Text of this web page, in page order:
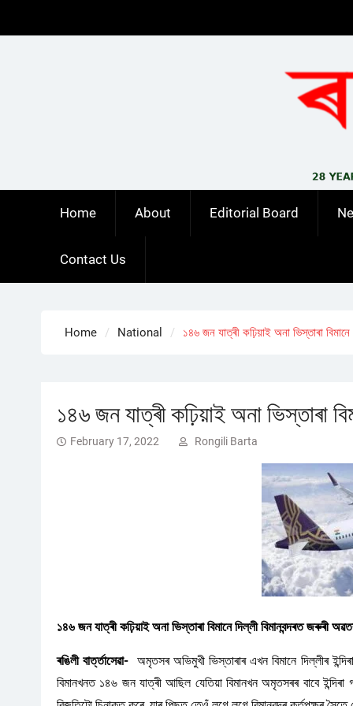
Home About Editorial Board
Contact Us
Home National ১৪৬ জন যাত্ৰী কঢ়িয়াই অনা ভিস্তাৰা
১৪৬ জন যাত্ৰী কঢ়িয়াই অনা ভিস্তাৰা
February 17, 2022 Rongili Barta
১৪৬ জন যাত্ৰী কঢ়িয়াই অনা ভিস্তাৰা বিমানে দিল্লী বিমানবন্দৰত জৰুৰী
ৰঙিলী বাৰ্ত্তাসেৱা- অমৃতসৰ অভিমুখী ভিস্তাৰাৰ এখন বিমানে দিল্লীৰ
বিমানখনত ১৪৬ জন যাত্ৰী আছিল যেতিয়া বিমানখন অমৃতসৰৰ বাবে ইন্দিৰা